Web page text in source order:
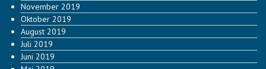
November 2019
Oktober 2019
August 2019
Juli 2019
Juni 2019